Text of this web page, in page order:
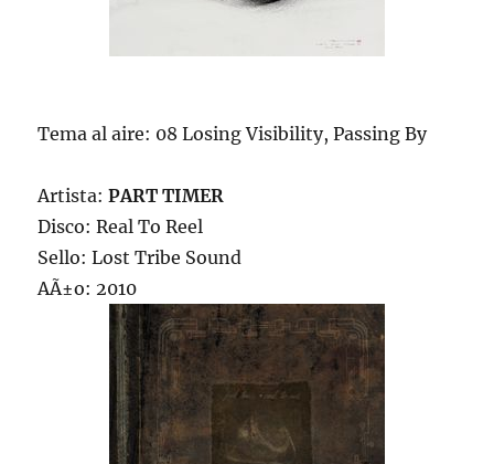
Tema al aire: 08 Losing Visibility, Passing By
Artista:PART TIMER
Disco: Real To Reel
Sello: Lost Tribe Sound
AÃ±o: 2010